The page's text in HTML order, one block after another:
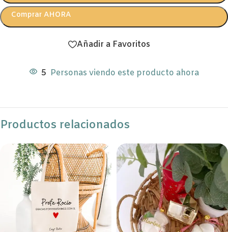
Comprar AHORA
Añadir a Favoritos
5 Personas viendo este producto ahora
Productos relacionados